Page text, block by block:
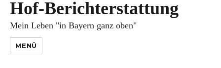
Hof-Berichterstattung
Mein Leben "in Bayern ganz oben"
MENÜ